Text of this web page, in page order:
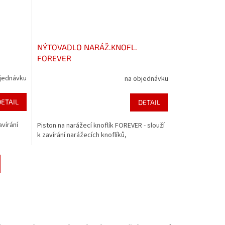
NÝTOVADLO NARÁŽ.KNOFL.
FOREVER
na objednávku
DETAIL
Piston na narážecí knoflík FOREVER - slouží
k zavírání narážecích knoflíků,